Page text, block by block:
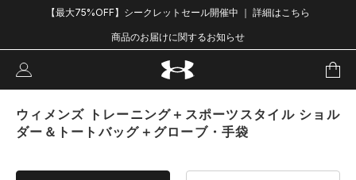
【最大75%OFF】シークレットセール開催中 ｜ 詳細はこちら
商品のお届けに関するお知らせ
ウィメンズ トレーニング＋スポーツスタイル ショル
ダー＆トートバッグ＋グローブ・手袋